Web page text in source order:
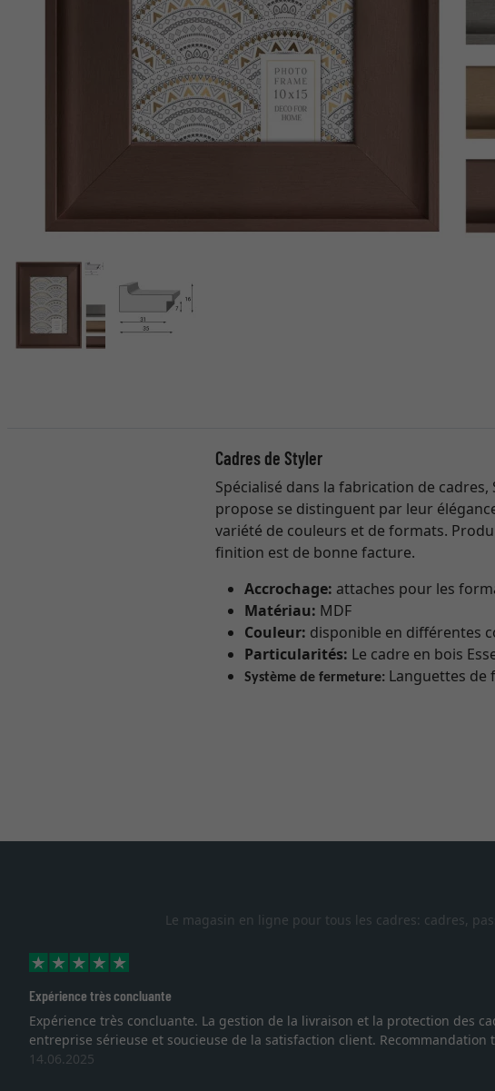
Cadres de Styler
Spécialisé dans la fabrication de cadres,
propose se distinguent par leur
variété de couleurs et de formats.
finition est de bonne facture.
Accrochage: attaches pour les
Matériau: MDF
Couleur: disponible en différentes
Particularités: Le cadre en bois
Système de fermeture: Languettes de
Le magasin en ligne pour tous les cadres: cadres,
Expérience très concluante
Expérience très concluante. La gestion de la livraison et la protection des
entreprise sérieuse et soucieuse de la satisfaction client. Recommandation
14.06.2025